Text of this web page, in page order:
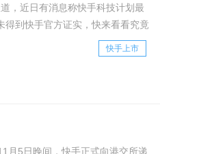
，近日有消息称快手科技计划最
到快手官方证实，快来看看究竟
透露，快手科技计划最快于明年1
旬，上市委员会将对快手的IPO申
快手上市
月5日晚间，快手正式向港交所递